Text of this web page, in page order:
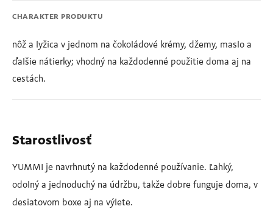
CHARAKTER PRODUKTU
nôž a lyžica v jednom na čokoládové krémy, džemy, maslo a
ďalšie nátierky; vhodný na každodenné použitie doma aj na
cestách.
Starostlivosť
YUMMI je navrhnutý na každodenné používanie. Ľahký,
odolný a jednoduchý na údržbu, takže dobre funguje doma, v
desiatovom boxe aj na výlete.